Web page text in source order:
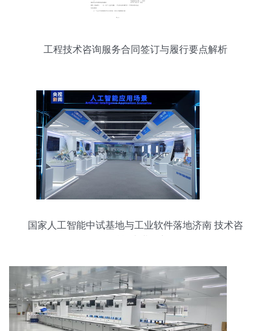
工程技术咨询服务合同签订与履行要点解析
国家人工智能中试基地与工业软件落地济南 技术咨